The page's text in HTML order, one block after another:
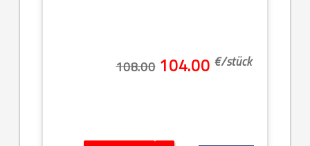
108.00 104.00 €/stück